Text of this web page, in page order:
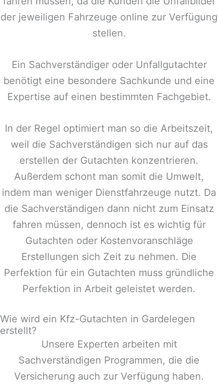
der jeweiligen Fahrzeuge online zur Verfügung
stellen.
Ein Sachverständiger oder Unfallgutachter
benötigt eine besondere Sachkunde und eine
Expertise auf einen bestimmten Fachgebiet.
In der Regel optimiert man so die Arbeitszeit,
weil die Sachverständigen sich nur auf das
erstellen der Gutachten konzentrieren.
Außerdem schont man somit die Umwelt,
indem man weniger Dienstfahrzeuge nutzt. Da
die Sachverständigen dann nicht zum Einsatz
fahren müssen, dennoch ist es wichtig für
Gutachten oder Kostenvoranschläge
Erstellungen sich Zeit zu nehmen. Die
Perfektion für ein Gutachten muss gründliche
Perfektion in Arbeit geleistet werden.
Wie wird ein Kfz-Gutachten in Gardelegen
erstellt?
Unsere Experten arbeiten mit
Sachverständigen Programmen, die die
Versicherung auch zur Verfügung haben.